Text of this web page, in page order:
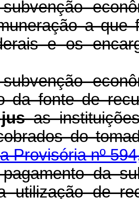
a que
e os
da fonte de
jusas
do
Provisória nº
da
utilização de